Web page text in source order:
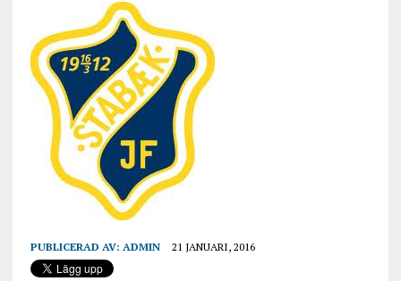
PUBLICERAD AV: ADMIN 21 JANUARI, 2016